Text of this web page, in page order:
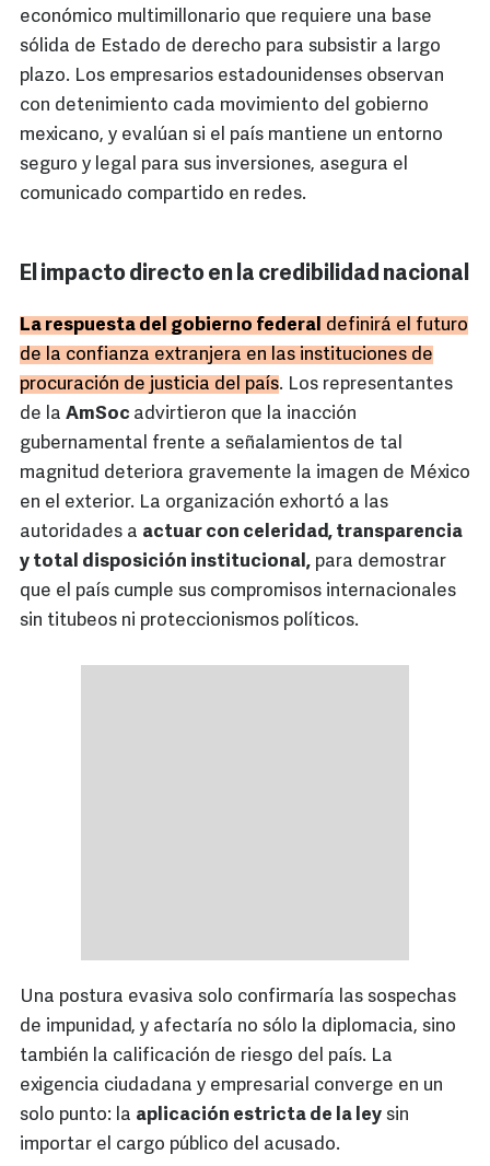
económico multimillonario que requiere una base
sólida de Estado de derecho para subsistir a largo
plazo. Los empresarios estadounidenses observan
con detenimiento cada movimiento del gobierno
mexicano, y evalúan si el país mantiene un entorno
seguro y legal para sus inversiones, asegura el
comunicado compartido en redes.
El impacto directo en la credibilidad nacional
La respuesta del gobierno federal definirá el futuro
de la confianza extranjera en las instituciones de
procuración de justicia del país. Los representantes
de la AmSoc advirtieron que la inacción
gubernamental frente a señalamientos de tal
magnitud deteriora gravemente la imagen de México
en el exterior. La organización exhortó a las
autoridades a actuar con celeridad, transparencia
y total disposición institucional, para demostrar
que el país cumple sus compromisos internacionales
sin titubeos ni proteccionismos políticos.
Una postura evasiva solo confirmaría las sospechas
de impunidad, y afectaría no sólo la diplomacia, sino
también la calificación de riesgo del país. La
exigencia ciudadana y empresarial converge en un
solo punto: la aplicación estricta de la ley sin
importar el cargo público del acusado.